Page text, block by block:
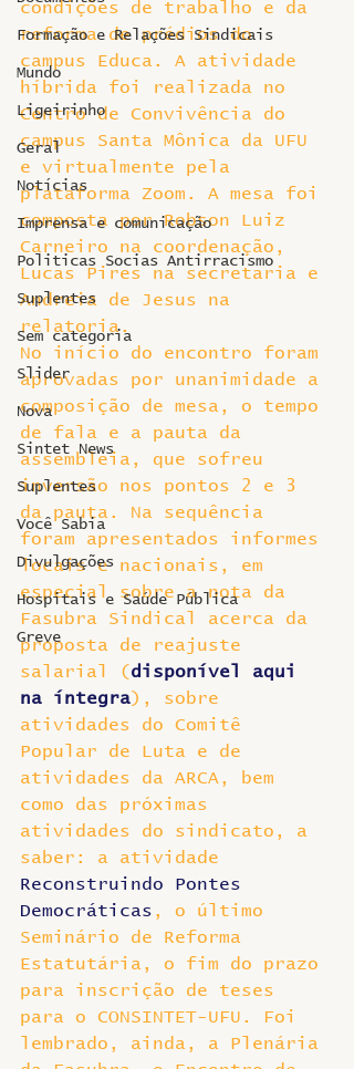
Formação e Relações Sindicais
Mundo
Ligeirinho
Geral
Notícias
Imprensa e comunicação
Politicas Socias Antirracismo
Suplentes
Sem categoria
Slider
Nova
Sintet News
Suplentes
Você Sabia
Divulgações
Hospitais e Saúde Pública
Greve
condições de trabalho e da
reforma de prédios do
campus Educa. A atividade
híbrida foi realizada no
Centro de Convivência do
campus Santa Mônica da UFU
e virtualmente pela
plataforma Zoom. A mesa foi
composta por Robson Luiz
Carneiro na coordenação,
Lucas Pires na secretaria e
Andreia de Jesus na
relatoria.
No início do encontro foram
aprovadas por unanimidade a
composição de mesa, o tempo
de fala e a pauta da
assembleia, que sofreu
inversão nos pontos 2 e 3
da pauta. Na sequência
foram apresentados informes
locais e nacionais, em
especial sobre a nota da
Fasubra Sindical acerca da
proposta de reajuste
salarial (disponível aqui
na íntegra), sobre
atividades do Comitê
Popular de Luta e de
atividades da ARCA, bem
como das próximas
atividades do sindicato, a
saber: a atividade
Reconstruindo Pontes
Democráticas , o último
Seminário de Reforma
Estatutária, o fim do prazo
para inscrição de teses
para o CONSINTET-UFU. Foi
lembrado, ainda, a Plenária